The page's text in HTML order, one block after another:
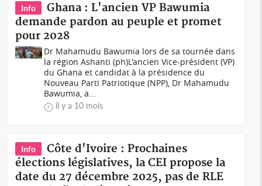
Info
Ghana : L'ancien VP Bawumia
demande pardon au peuple et promet
pour 2028
Dr Mahamudu Bawumia lors de sa tournée dans
la région Ashanti (ph)L'ancien Vice-président (VP)
du Ghana et candidat à la présidence du
Nouveau Parti Patriotique (NPP), Dr Mahamudu
Bawumia, a...
il y a 10 mois
Info
Côte d'Ivoire : Prochaines
élections législatives, la CEI propose la
date du 27 décembre 2025, pas de RLE